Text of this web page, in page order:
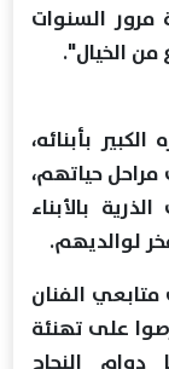
السنوات
الخيال".
بأبنائه،
حياتهم،
بالأبناء
لوالديهم.
الفنان
على تهنئة
دوام النجاح